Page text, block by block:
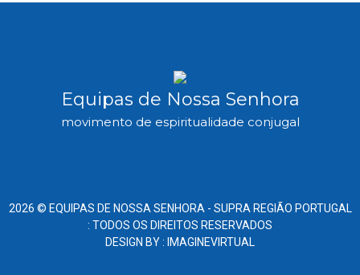
Equipas de Nossa Senhora
movimento de espiritualidade conjugal
2026 © EQUIPAS DE NOSSA SENHORA - SUPRA REGIÃO PORTUGAL
: TODOS OS DIREITOS RESERVADOS
DESIGN BY : IMAGINEVIRTUAL